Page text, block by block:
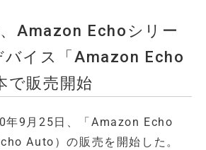
Amazon Echoシリー
バイス「Amazon Echo
で販売開始
年9月25日、「Amazon Echo
Auto）の販売を開始した。